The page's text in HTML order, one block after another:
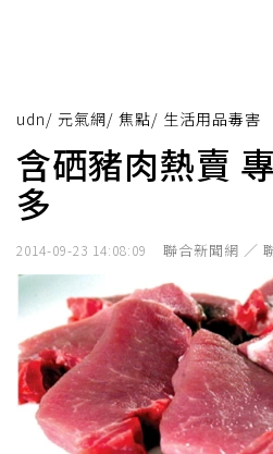
udn/ 元氣網/ 焦點/ 生活用品毒害
含硒豬肉熱賣
多
2014-09-23 14:08:09 聯合新聞網 ／